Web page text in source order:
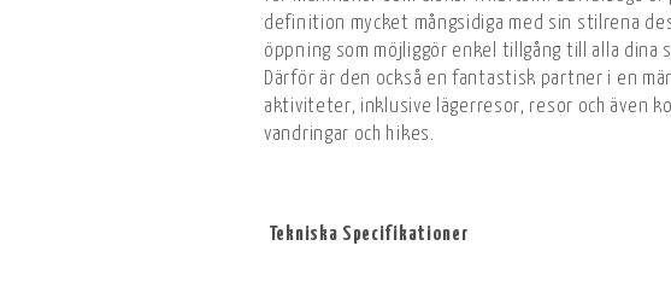
definition mycket mångsidiga med sin stilrena
öppning som möjliggör enkel tillgång till alla dina
Därför är den också en fantastisk partner i en
aktiviteter, inklusive lägerresor, resor och även
vandringar och hikes.
Tekniska Specifikationer